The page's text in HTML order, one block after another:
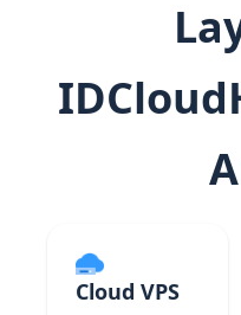
Cloud VPS